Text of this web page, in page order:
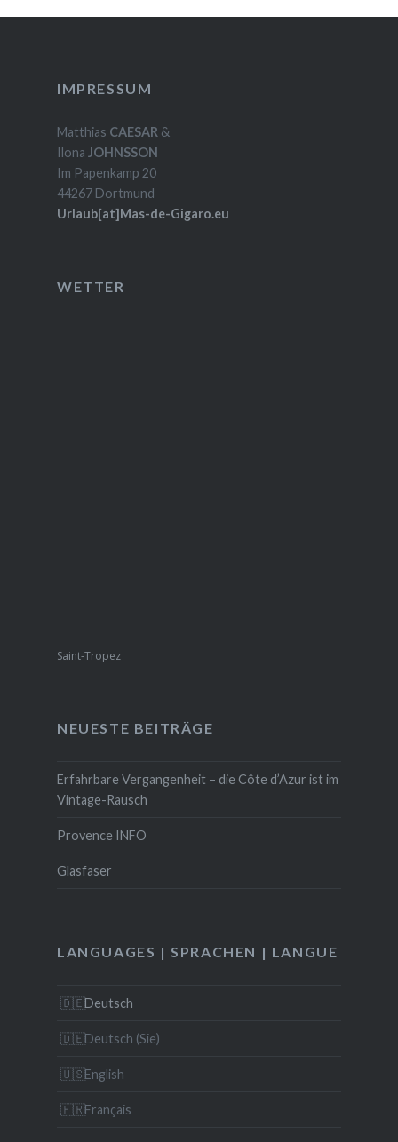
IMPRESSUM
Matthias CAESAR &
Ilona JOHNSSON
Im Papenkamp 20
44267 Dortmund
Urlaub[at]Mas-de-Gigaro.eu
WETTER
Saint-Tropez
NEUESTE BEITRÄGE
Erfahrbare Vergangenheit – die Côte d’Azur ist im
Vintage-Rausch
Provence INFO
Glasfaser
LANGUAGES | SPRACHEN | LANGUE
Deutsch
Deutsch (Sie)
English
Français